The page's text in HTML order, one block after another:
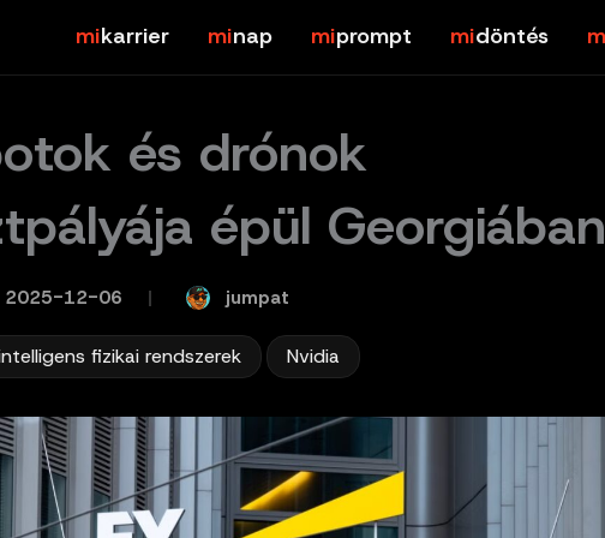
karrier nap prompt döntés
és drónok
épül Georgiában
2025-12-06 jumpat
fizikai rendszerek Nvidia